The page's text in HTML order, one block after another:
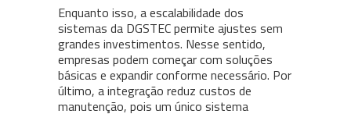
Enquanto isso, a escalabilidade dos
sistemas da DGSTEC permite ajustes sem
grandes investimentos. Nesse sentido,
empresas podem começar com soluções
básicas e expandir conforme necessário. Por
último, a integração reduz custos de
manutenção, pois um único sistema